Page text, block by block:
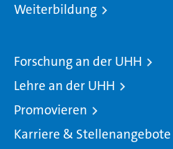
Weiterbildung
Forschung an der UHH
Lehre an der UHH
Promovieren
Karriere & Stellenangebote